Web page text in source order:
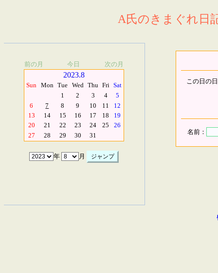
A氏のきまぐれ日
前の月 今日 次の月
2023.8
Sun Mon Tue Wed Thu Fri Sat
1
2 3 4
5
6
7 8 9 10 11
12
13
14 15 16 17 18
19
20
21 22 23 24 25
26
27
28 29 30 31
年 月
この日の
名前：